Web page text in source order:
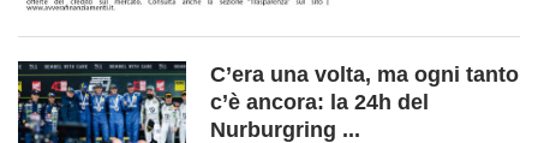
C’era una volta, ma ogni tanto
c’è ancora: la 24h del
Nurburgring ...